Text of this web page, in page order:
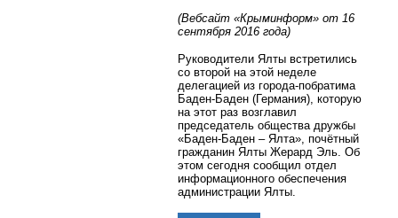
(Вебсайт «Крыминформ» от 16
сентября 2016 года)
Руководители Ялты встретились
со второй на этой неделе
делегацией из города-побратима
Баден-Баден (Германия), которую
на этот раз возглавил
председатель общества дружбы
«Баден-Баден – Ялта», почётный
гражданин Ялты Жерард Эль. Об
этом сегодня сообщил отдел
информационного обеспечения
администрации Ялты.